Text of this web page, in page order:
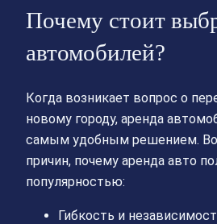
Почему стоит
автомобилей?
Когда возникает вопрос о
новому городу, аренда
самым удобным решением.
причин, почему аренда авто
популярностью:
Гибкость и